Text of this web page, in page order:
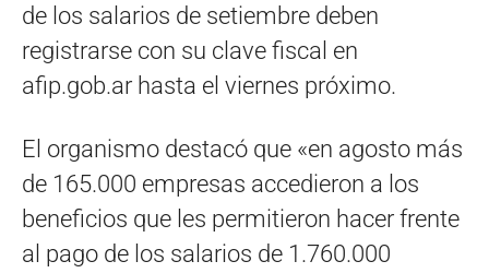
de los salarios de setiembre deben
registrarse con su clave fiscal en
afip.gob.ar hasta el viernes próximo.
El organismo destacó que «en agosto más
de 165.000 empresas accedieron a los
beneficios que les permitieron hacer frente
al pago de los salarios de 1.760.000